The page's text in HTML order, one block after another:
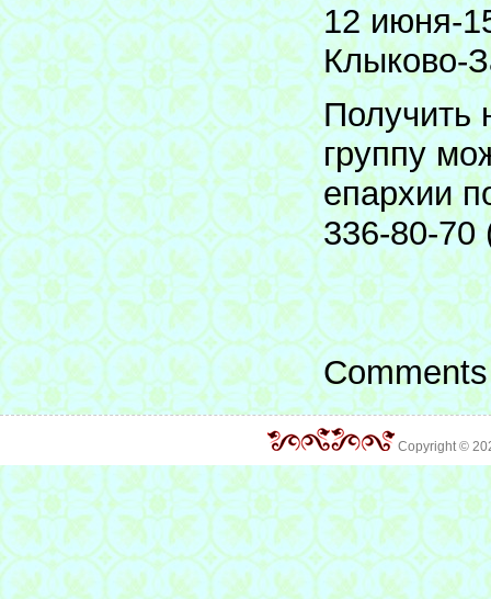
12 июня-
Клыково-
Получить
группу
епархии
336-80-70
Copyright ©